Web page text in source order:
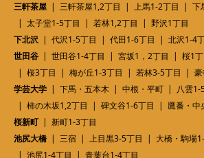
三軒茶屋
三軒茶屋1,2丁目 上馬1-2丁目
下
太子堂1-5丁目
若林1,2丁目
野沢1丁目
下北沢
代沢1-5丁目 代田1-6丁目
北沢1-4
世田谷
世田谷1-4丁目 宮坂1，2丁目 桜1
桜3丁目
梅が丘1-3丁目 若林3-5丁目
学芸大学
下馬・五本木 中根・平町
八雲1-
柿の木坂1,2丁目
碑文谷1-6丁目
鷹番・中
桜新町
新町1-3丁目
池尻大橋
三宿 上目黒3-5丁目 大橋・駒場
池尻1-4丁目
青葉台1-4丁目